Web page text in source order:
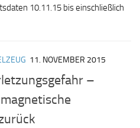
10.11.15 bis einschließlich
11. NOVEMBER 2015
–